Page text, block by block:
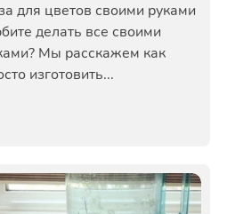
для цветов своими руками
делать все своими
Мы расскажем как
изготовить...